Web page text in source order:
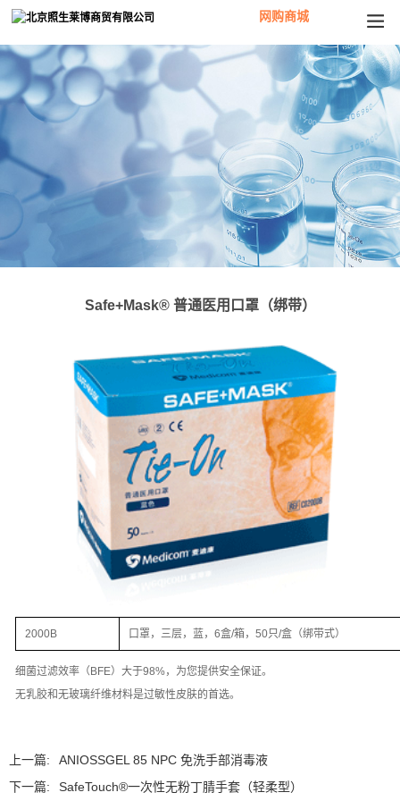
网购商城
Safe+Mask® 普通医用口罩（绑带）
2000B 口罩，三层，蓝，6盒/箱，50只/盒（绑带式）
细菌过滤效率（BFE）大于98%，为您提供安全保证。
无乳胶和无玻璃纤维材料是过敏性皮肤的首选。
上一篇:
ANIOSSGEL 85 NPC 免洗手部消毒液
下一篇:
SafeTouch®一次性无粉丁腈手套（轻柔型）